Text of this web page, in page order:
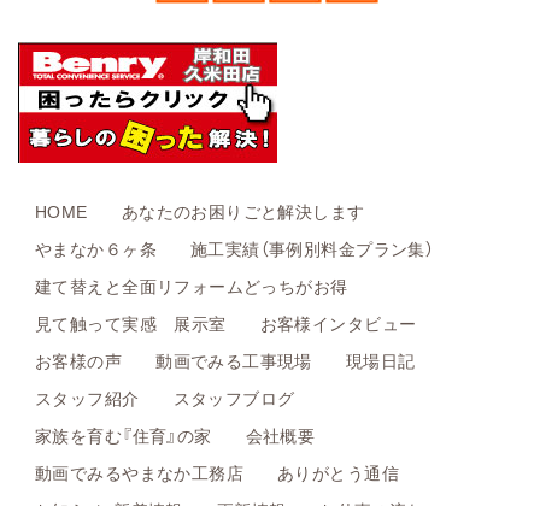
HOME
あなたのお困りごと解決します
やまなか６ヶ条
施工実績（事例別料金プラン集）
建て替えと全面リフォームどっちがお得
見て触って実感 展示室
お客様インタビュー
お客様の声
動画でみる工事現場
現場日記
スタッフ紹介
スタッフブログ
家族を育む『住育』の家
会社概要
動画でみるやまなか工務店
ありがとう通信